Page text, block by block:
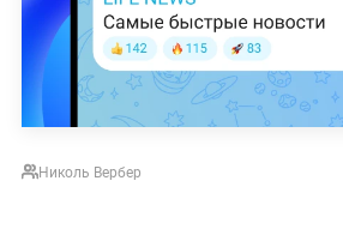
Николь Вербер